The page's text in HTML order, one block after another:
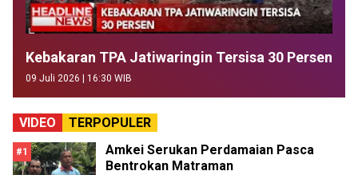
Kebakaran TPA Jatiwaringin Tersisa 30 Persen
09 Juli 2026 | 16:30 WIB
VIDEO TERPOPULER
#1
Amkei Serukan Perdamaian Pasca
Bentrokan Matraman